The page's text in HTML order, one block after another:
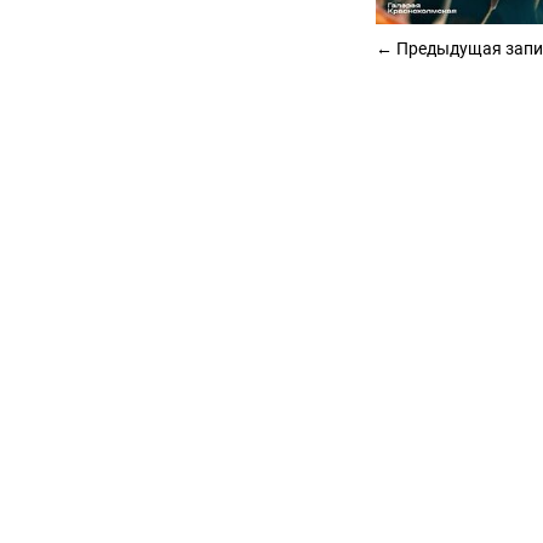
← Предыдущая